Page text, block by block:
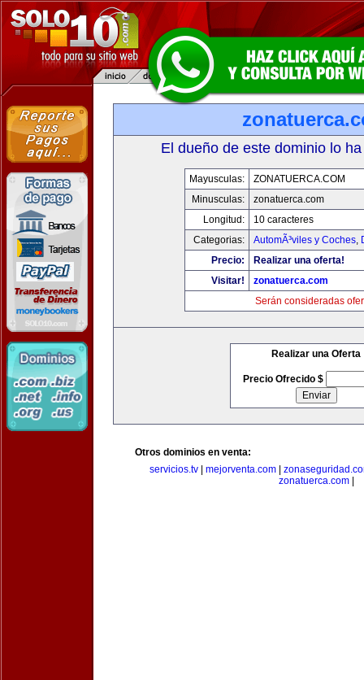
El dueño de este dominio lo
Mayusculas:
ZONATUERCA.COM
Minusculas:
zonatuerca.com
Longitud:
10 caracteres
Categorias:
AutomÃ³viles y Coches,
Precio:
Realizar una oferta!
Visitar!
zonatuerca.com
Serán consideradas
Realizar una Oferta
Precio Ofrecido $
Otros dominios en venta:
servicios.tv| mejorventa.com|
zonatuerca.com|